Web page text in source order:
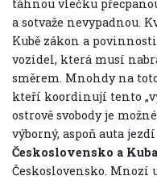
táhnou vlečku
a sotvaže nevypadnou.
Kubě zákon a
vozidel, která musí
směrem. Mnohdy na
kteří koordinují tento
ostrově svobody je
výborný, aspoň auta
Československo a Kuba
Československo.